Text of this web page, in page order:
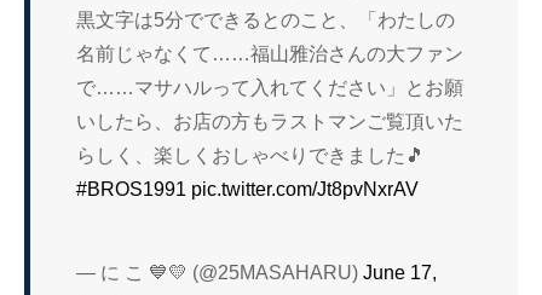
黒文字は5分でできるとのこと、「わたしの
名前じゃなくて……福山雅治さんの大ファン
で……マサハルって入れてください」とお願
いしたら、お店の方もラストマンご覧頂いた
らしく、楽しくおしゃべりできました🎵
#BROS1991 pic.twitter.com/Jt8pvNxrAV
— に こ 💙💛 (@25MASAHARU)June 17,